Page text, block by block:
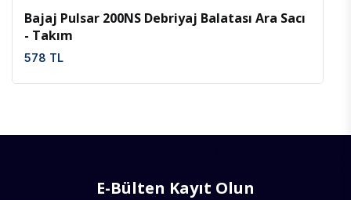
Bajaj Pulsar 200NS Debriyaj Balatası Ara Sacı
- Takım
578 TL
E-Bülten Kayıt Olun